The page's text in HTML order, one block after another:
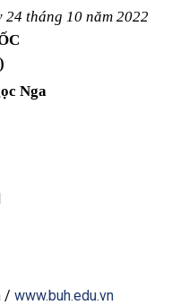
tháng 10 năm 2022
Nga
/ www.buh.edu.vn